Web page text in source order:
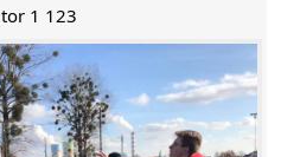
tor 1 123